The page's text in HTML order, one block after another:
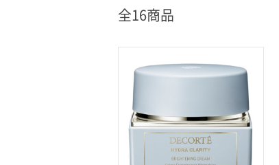
キット・限定品
全16商品